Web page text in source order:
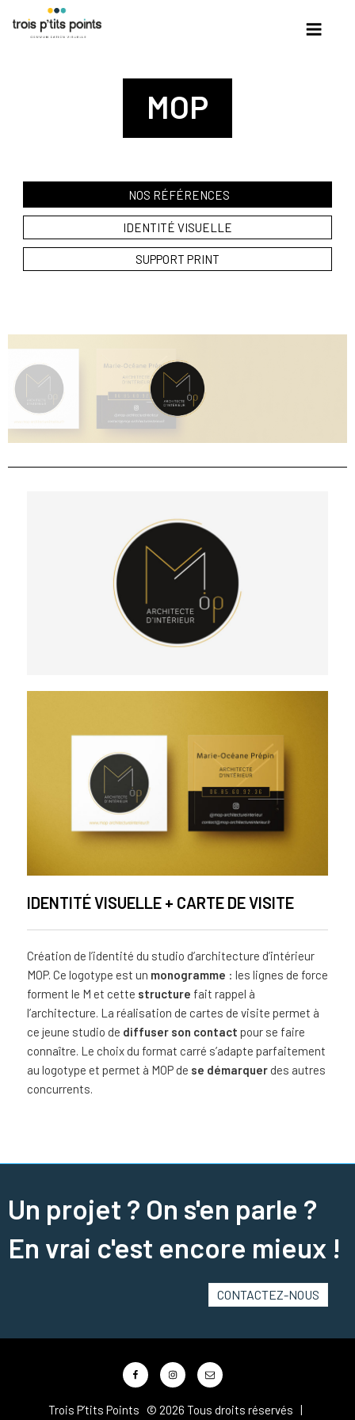
MOP
NOS RÉFÉRENCES
IDENTITÉ VISUELLE
SUPPORT PRINT
IDENTITÉ VISUELLE + CARTE DE VISITE
Création de l’identité du studio d’architecture d’intérieur
MOP. Ce logotype est un monogramme : les lignes de force
forment le M et cette structure fait rappel à
l’architecture. La réalisation de cartes de visite permet à
ce jeune studio de diffuser son contact pour se faire
connaître. Le choix du format carré s’adapte parfaitement
au logotype et permet à MOP de se démarquer des autres
concurrents.
Un projet ? On s'en parle ?
En vrai c'est encore mieux !
CONTACTEZ-NOUS
FacebookInstagram
Mail
Trois P’tits Points © 2026 Tous droits réservés |